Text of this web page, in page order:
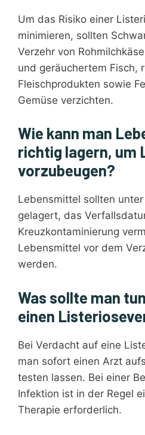
Um das Risiko einer
minimieren, sollten
Verzehr von
und geräuchertem Fisch,
Fleischprodukten sowie
Gemüse verzichten.
Wie kann man
richtig lagern, um
vorzubeugen?
Lebensmittel sollten unter
gelagert, das
Kreuzkontaminierung
Lebensmittel vor dem
werden.
Was sollte man
einen
Bei Verdacht auf eine
man sofort einen Arzt
testen lassen. Bei einer
Infektion ist in der Regel
Therapie erforderlich.